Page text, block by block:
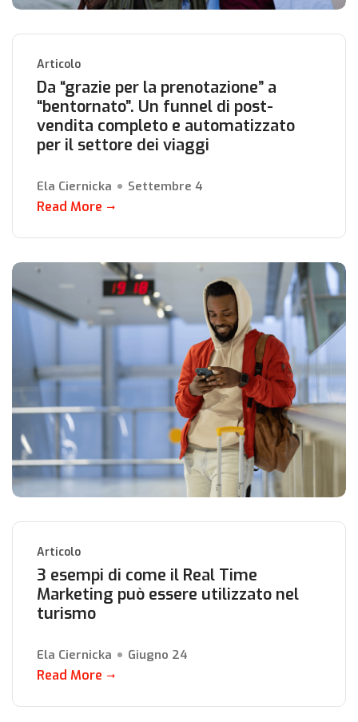
Articolo
Da “grazie per la prenotazione” a
“bentornato”. Un funnel di post-
vendita completo e automatizzato
per il settore dei viaggi
Ela Ciernicka Settembre 4
Read More
Articolo
3 esempi di come il Real Time
Marketing può essere utilizzato nel
turismo
Ela Ciernicka Giugno 24
Read More